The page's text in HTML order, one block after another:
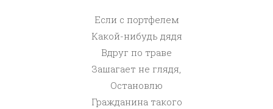
Если с портфелем
Какой-нибудь дядя
Вдруг по траве
Зашагает не глядя,
Остановлю
Гражданина такого